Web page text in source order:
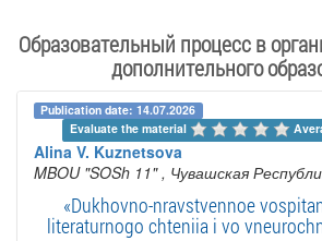
Образовательный процесс в
дополнительного
Publication date: 14.07.2026
Evaluate the material
Alina V. Kuznetsova
MBOU "SOSh 11" , Чувашская
«Dukhovno-nravstvennoe
literaturnogo chteniia i vo